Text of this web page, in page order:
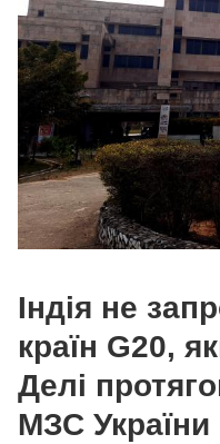
Індія не
країн G20,
Делі
МЗС України